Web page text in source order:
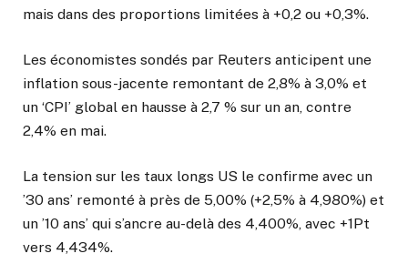
mais dans des proportions limitées à +0,2 ou +0,3%.
Les économistes sondés par Reuters anticipent une
inflation sous-jacente remontant de 2,8% à 3,0% et
un ‘CPI’ global en hausse à 2,7 % sur un an, contre
2,4% en mai.
La tension sur les taux longs US le confirme avec un
’30 ans’ remonté à près de 5,00% (+2,5% à 4,980%) et
un ’10 ans’ qui s’ancre au-delà des 4,400%, avec +1Pt
vers 4,434%.